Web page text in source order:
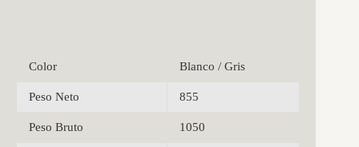
Color Blanco / Gris
Peso Neto 855
Peso Bruto 1050